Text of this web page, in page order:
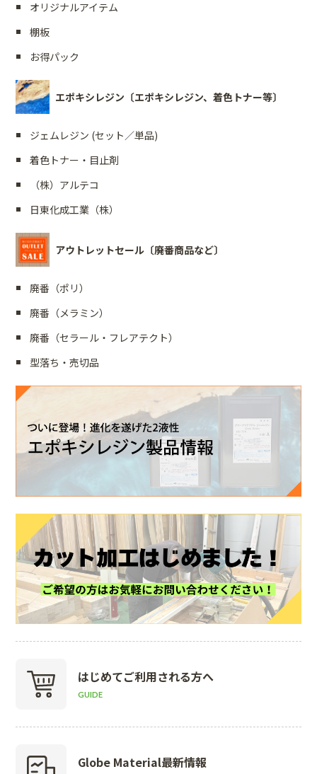
オリジナルアイテム
棚板
お得パック
エポキシレジン〔エポキシレジン、着色トナー等〕
ジェムレジン (セット／単品)
着色トナー・目止剤
（株）アルテコ
日東化成工業（株）
アウトレットセール〔廃番商品など〕
廃番（ポリ）
廃番（メラミン）
廃番（セラール・フレアテクト）
型落ち・売切品
はじめてご利用される方へ
GUIDE
Globe Material最新情報